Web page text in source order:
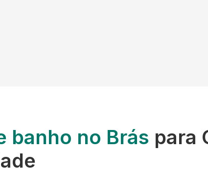
banho no Brás para